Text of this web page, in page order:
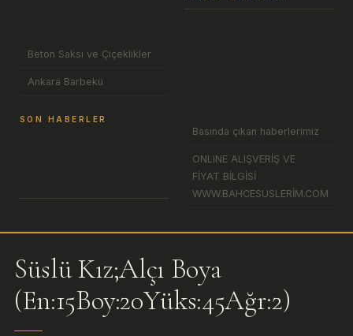
Beton Saksı ve Çiçeklikler
Ankara Barbekü
SON HABERLER
Basında çıkan haberlerimiz
ONLINE ALIŞVERİŞ VE
FİYAT BİLGİSİ
WWW.BAHCESUSLERİM.COM
Süslü Kız;Alçı Boya
(En:15Boy:20Yüks:45Ağr:2)